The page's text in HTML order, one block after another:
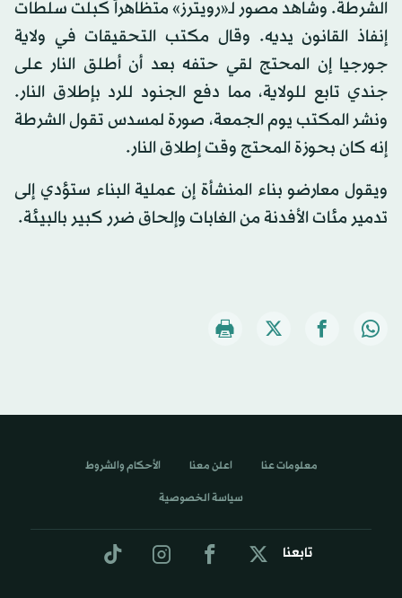
الشرطة. وشاهد مصور لـ«رويترز» متظاهراً كبلت سلطات
إنفاذ القانون يديه. وقال مكتب التحقيقات في ولاية
جورجيا إن المحتج لقي حتفه بعد أن أطلق النار على
جندي تابع للولاية، مما دفع الجنود للرد بإطلاق النار.
ونشر المكتب يوم الجمعة، صورة لمسدس تقول الشرطة
إنه كان بحوزة المحتج وقت إطلاق النار.
ويقول معارضو بناء المنشأة إن عملية البناء ستؤدي إلى
تدمير مئات الأفدنة من الغابات وإلحاق ضرر كبير بالبيئة.
تابعنا
معلومات عنا اعلن معنا الأحكام والشروط
سياسة الخصوصية